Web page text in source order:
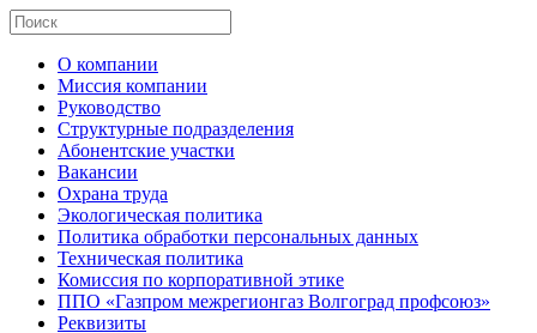
О компании
Миссия компании
Руководство
Структурные подразделения
Абонентские участки
Вакансии
Охрана труда
Экологическая политика
Политика обработки персональных данных
Техническая политика
Комиссия по корпоративной этике
ППО «Газпром межрегионгаз Волгоград профсоюз»
Реквизиты